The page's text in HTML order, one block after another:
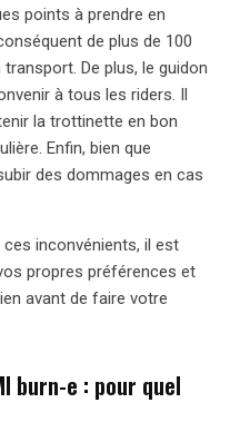
points à prendre en
de plus de 100
De plus, le guidon
à tous les riders. Il
la trottinette en bon
Enfin, bien que
des dommages en cas
ces inconvénients, il est
propres préférences et
avant de faire votre
burn-e : pour quel